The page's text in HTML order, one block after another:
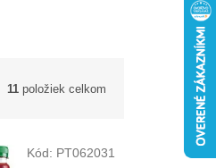
11 položiek celkom
Kód: PT062031